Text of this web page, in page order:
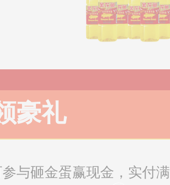
豪礼
与砸金蛋赢现金，实付满